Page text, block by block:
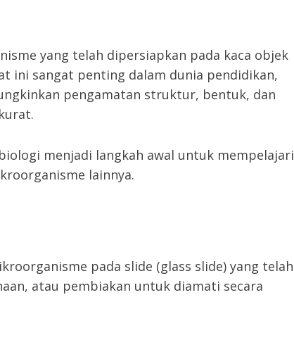
yang telah dipersiapkan pada kaca objek
ini sangat penting dalam dunia pendidikan,
pengamatan struktur, bentuk, dan
menjadi langkah awal untuk mempelajari
lainnya.
pada slide (glass slide) yang telah
atau pembiakan untuk diamati secara